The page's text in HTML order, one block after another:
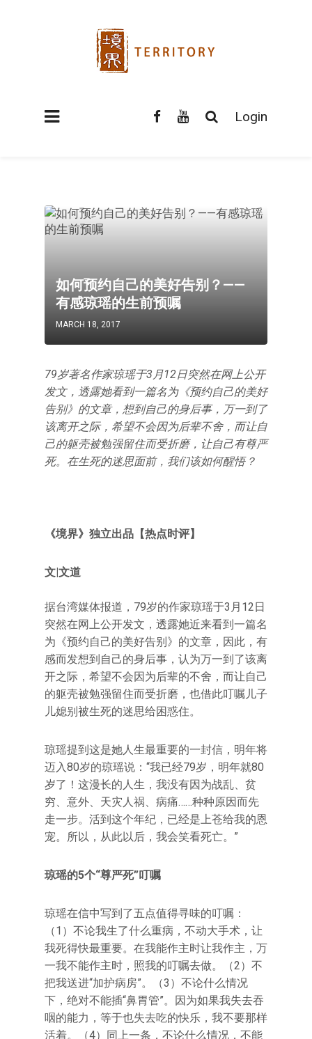
Login
如何预约自己的美好告别？——
有感琼瑶的生前预嘱
MARCH 18, 2017
79岁著名作家琼瑶于3月12日突然在网上公开
发文，透露她看到一篇名为《预约自己的美好
告别》的文章，想到自己的身后事，万一到了
该离开之际，希望不会因为后辈不舍，而让自
己的躯壳被勉强留住而受折磨，让自己有尊严
死。在生死的迷思面前，我们该如何醒悟？
《境界》独立出品【热点时评】
文|文道
据台湾媒体报道，79岁的作家琼瑶于3月12日
突然在网上公开发文，透露她近来看到一篇名
为《预约自己的美好告别》的文章，因此，有
感而发想到自己的身后事，认为万一到了该离
开之际，希望不会因为后辈的不舍，而让自己
的躯壳被勉强留住而受折磨，也借此叮嘱儿子
儿媳别被生死的迷思给困惑住。
琼瑶提到这是她人生最重要的一封信，明年将
迈入80岁的琼瑶说：“我已经79岁，明年就80
岁了！这漫长的人生，我没有因为战乱、贫
穷、意外、天灾人祸、病痛……种种原因而先
走一步。活到这个年纪，已经是上苍给我的恩
宠。所以，从此以后，我会笑看死亡。”
琼瑶的5个“尊严死”叮嘱
琼瑶在信中写到了五点值得寻味的叮嘱：
（1）不论我生了什么重病，不动大手术，让
我死得快最重要。在我能作主时让我作主，万
一我不能作主时，照我的叮嘱去做。（2）不
把我送进“加护病房”。（3）不论什么情况
下，绝对不能插“鼻胃管”。因为如果我失去吞
咽的能力，等于也失去吃的快乐，我不要那样
活着。（4）同上一条，不论什么情况，不能